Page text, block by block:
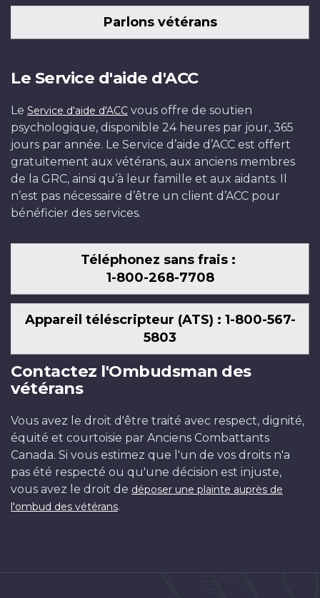
Parlons vétérans
Le Service d'aide d'ACC
Le Service d'aide d'ACC vous offre de soutien
psychologique, disponible 24 heures par jour, 365
jours par année. Le Service d’aide d’ACC est offert
gratuitement aux vétérans, aux anciens membres
de la GRC, ainsi qu’à leur famille et aux aidants. Il
n’est pas nécessaire d’être un client d’ACC pour
bénéficier des services.
Téléphonez sans frais :
1-800-268-7708
Appareil téléscripteur (ATS) : 1-800-567-
5803
Contactez l'Ombudsman des
vétérans
Vous avez le droit d'être traité avec respect, dignité,
équité et courtoisie par Anciens Combattants
Canada. Si vous estimez que l'un de vos droits n'a
pas été respecté ou qu'une décision est injuste,
vous avez le droit de déposer une plainte auprès de
l'ombud des vétérans.